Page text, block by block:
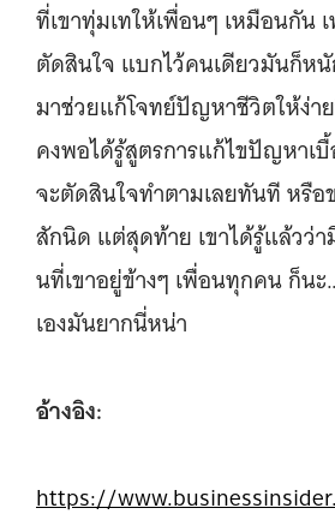
ที่เขาทุ่มเทให้เพื่อนๆ เหมือนกัน
ตัดสินใจ แบกไว้คนเดียวมันก็ห
มาช่วยแก้โจทย์ปัญหาชีวิตให้ง่า
คงพอได้รู้สูตรการแก้ไขปัญหาเ
จะตัดสินใจทำตามเลยทันที หรื
สักนิด แต่สุดท้าย เขาได้รู้แล้วว่
นที่เขาอยู่ข้างๆ เพื่อนทุกคน ก็นะ
เองมันยากนี่หน่า
อ้างอิง:
https://